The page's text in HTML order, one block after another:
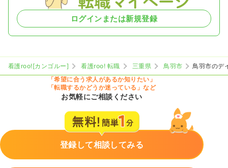
ログインまたは新規登録
看護roo![カンゴルー] 看護roo! 転職 三重県 鳥羽市
鳥羽市のデ
「希望に合う求人があるか知りたい」
「転職するかどうか迷っている」など
お気軽にご相談ください
登録して相談してみる